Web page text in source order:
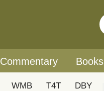
Commentary Books
WMB T4T DBY